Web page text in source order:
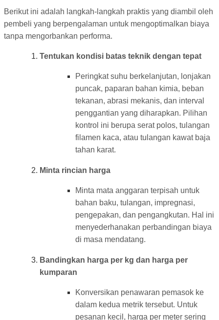
Berikut ini adalah langkah-langkah praktis yang diambil oleh
pembeli yang berpengalaman untuk mengoptimalkan biaya
tanpa mengorbankan performa.
Tentukan kondisi batas teknik dengan tepat
Peringkat suhu berkelanjutan, lonjakan
puncak, paparan bahan kimia, beban
tekanan, abrasi mekanis, dan interval
penggantian yang diharapkan. Pilihan
kontrol ini berupa serat polos, tulangan
filamen kaca, atau tulangan kawat baja
tahan karat.
Minta rincian harga
Minta mata anggaran terpisah untuk
bahan baku, tulangan, impregnasi,
pengepakan, dan pengangkutan. Hal ini
menyederhanakan perbandingan biaya
di masa mendatang.
Bandingkan harga per kg dan harga per
kumparan
Konversikan penawaran pemasok ke
dalam kedua metrik tersebut. Untuk
pesanan kecil, harga per meter sering